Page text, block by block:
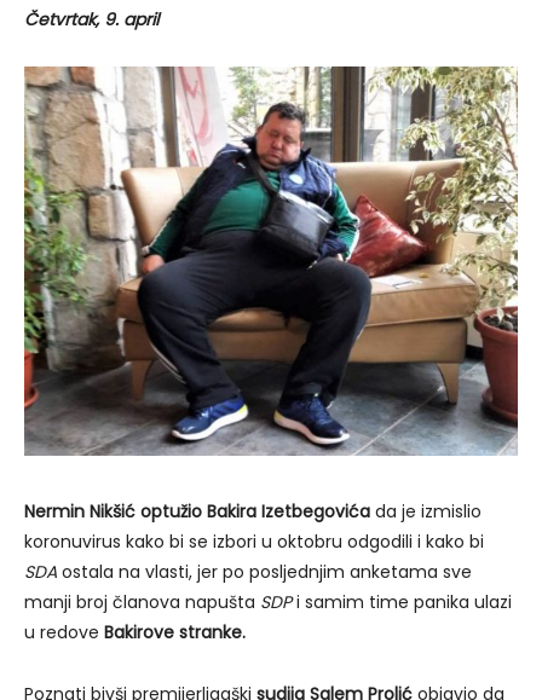
Četvrtak, 9. april
Nermin Nikšić optužio Bakira Izetbegovića da je izmislio
koronuvirus kako bi se izbori u oktobru odgodili i kako bi
SDA ostala na vlasti, jer po posljednjim anketama sve
manji broj članova napušta SDPi samim time panika ulazi
u redove Bakirove stranke.
Poznati bivši premijerligaški sudija Salem Prolić objavio da